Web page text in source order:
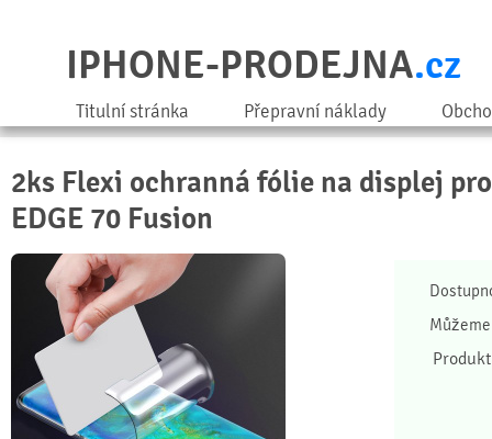
IPHONE-PRODEJNA.cz
Titulní stránka Přepravní náklady
2ks Flexi ochranná fólie na displej
EDGE 70 Fusion